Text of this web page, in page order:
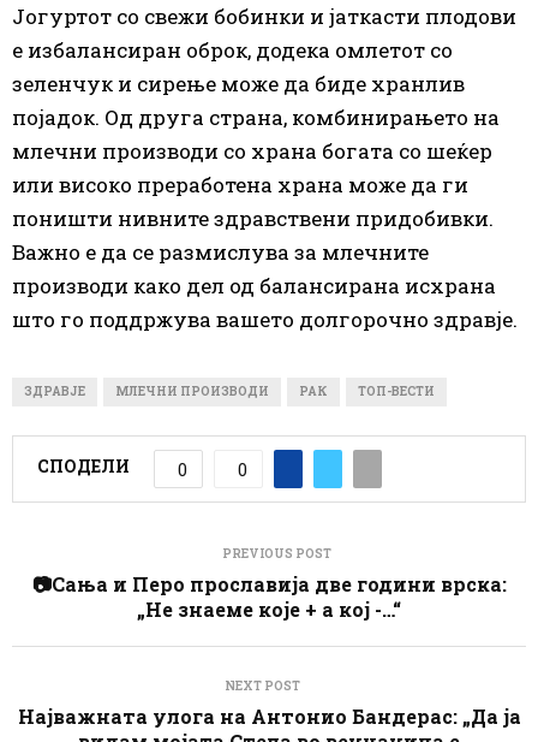
Јогуртот со свежи бобинки и јаткасти плодови
е избалансиран оброк, додека омлетот со
зеленчук и сирење може да биде хранлив
појадок. Од друга страна, комбинирањето на
млечни производи со храна богата со шеќер
или високо преработена храна може да ги
поништи нивните здравствени придобивки.
Важно е да се размислува за млечните
производи како дел од балансирана исхрана
што го поддржува вашето долгорочно здравје.
ЗДРАВЈЕ МЛЕЧНИ ПРОИЗВОДИ РАК ТОП-ВЕСТИ
СПОДЕЛИ 0 0
PREVIOUS POST
📷Сања и Перо прославија две години врска:
„Не знаеме које + а кој -…“
NEXT POST
Најважната улога на Антонио Бандерас: „Да ја